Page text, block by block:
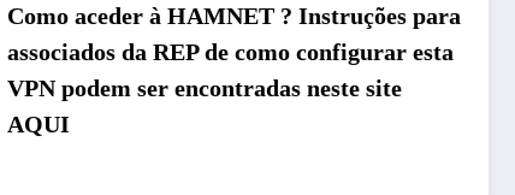
Como aceder à HAMNET ? Instruções para
associados da REP de como configurar esta
VPN podem ser encontradas neste site
AQUI